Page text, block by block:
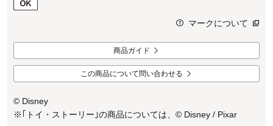
マークについて
商品ガイド
この商品について問い合わせる
© Disney
※｢トイ・ストーリー｣の商品については、© Disney / Pixar